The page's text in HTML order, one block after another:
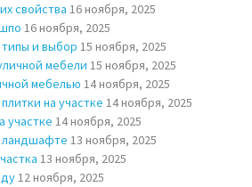
свойства 16 ноября, 2025
16 ноября, 2025
и выбор 15 ноября, 2025
мебели 15 ноября, 2025
мебелью 14 ноября, 2025
на участке 14 ноября, 2025
участке 14 ноября, 2025
ландшафте 13 ноября, 2025
13 ноября, 2025
12 ноября, 2025